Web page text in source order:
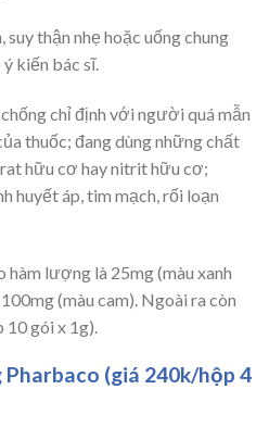
thận nhẹ hoặc uống chung
kiến bác sĩ.
chỉ định với người quá mẫn
thuốc; đang dùng những chất
hữu cơ hay nitrit hữu cơ;
huyết áp, tim mạch, rối loạn
hàm lượng là 25mg (màu xanh
(màu cam). Ngoài ra còn
gói x 1g).
(giá 240k/hộp 4